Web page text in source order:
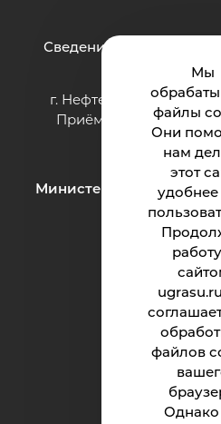
Мы
файлы
Они
нам
этот
удобнее
файлов
Сведения об
г. Нефтеюганск, ул.
Приёмная: тел.: 8
e-mail:
Министерство науки и
Российской